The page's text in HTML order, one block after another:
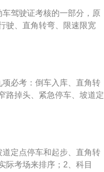
员撤离至护栏外的提示，正
警。模拟隧道行驶：车辆
作。驶抵隧道时先减速，
前大灯。禁止鸣喇叭的区
光灯。模拟湿滑路行驶：
挡匀速行驶，平稳控制车辆
道前减速，靠右行驶，鸣喇
后不一，偏差总是有的。
、厂家的不同，不能死搬
驾驶证考核的一部分，原
驶、直角转弯、限速限宽
项；2、更改之后的科目
载电脑判定并经过系统综
项必考：倒车入库、直角转
路掉头、紧急停车、坡道定
目多了4个项目，那么这挂
么请想想上海那边是怎么考
6个项目。
定点停车和起步、直角转
际考场来排序；2、科目